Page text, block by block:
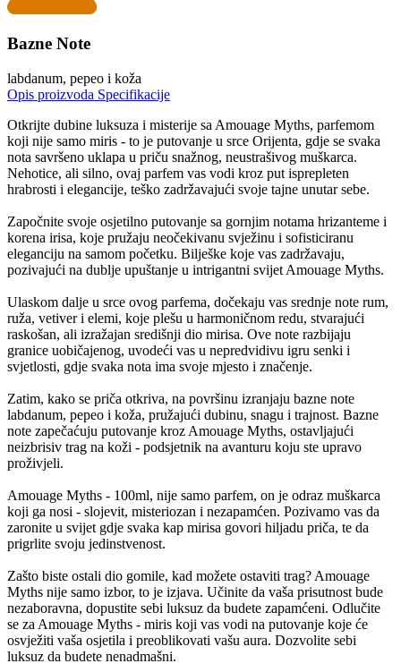
Bazne Note
labdanum, pepeo i koža
Opis proizvoda Specifikacije
Otkrijte dubine luksuza i misterije sa Amouage Myths, parfemom
koji nije samo miris - to je putovanje u srce Orijenta, gdje se svaka
nota savršeno uklapa u priču snažnog, neustrašivog muškarca.
Nehotice, ali silno, ovaj parfem vas vodi kroz put isprepleten
hrabrosti i elegancije, teško zadržavajući svoje tajne unutar sebe.
Započnite svoje osjetilno putovanje sa gornjim notama hrizanteme i
korena irisa, koje pružaju neočekivanu svježinu i sofisticiranu
eleganciju na samom početku. Bilješke koje vas zadržavaju,
pozivajući na dublje upuštanje u intrigantni svijet Amouage Myths.
Ulaskom dalje u srce ovog parfema, dočekaju vas srednje note rum,
ruža, vetiver i elemi, koje plešu u harmoničnom redu, stvarajući
raskošan, ali izražajan središnji dio mirisa. Ove note razbijaju
granice uobičajenog, uvodeći vas u nepredvidivu igru ​senki i
svjetlosti, gdje svaka nota ima svoje mjesto i značenje.
Zatim, kako se priča otkriva, na površinu izranjaju bazne note
labdanum, pepeo i koža, pružajući dubinu, snagu i trajnost. Bazne
note zapečaćuju putovanje kroz Amouage Myths, ostavljajući
neizbrisiv trag na koži - podsjetnik na avanturu koju ste upravo
proživjeli.
Amouage Myths - 100ml, nije samo parfem, on je odraz muškarca
koji ga nosi - slojevit, misteriozan i nezapamćen. Pozivamo vas da
zaronite u svijet gdje svaka kap mirisa govori hiljadu priča, te da
prigrlite svoju jedinstvenost.
Zašto biste ostali dio gomile, kad možete ostaviti trag? Amouage
Myths nije samo izbor, to je izjava. Učinite da vaša prisutnost bude
nezaboravna, dopustite sebi luksuz da budete zapamćeni. Odlučite
se za Amouage Myths - miris koji vas vodi na putovanje koje će
osvježiti vaša osjetila i preoblikovati vašu aura. Dozvolite sebi
luksuz da budete nenadmašni.